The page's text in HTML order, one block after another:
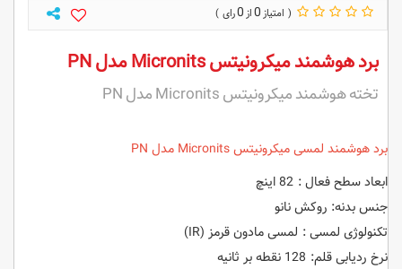
0
0
برد هوشمند میکرونیتس Micronits مدل PN
تخته هوشمند میکرونیتس Micronits مدل PN
برد هوشمند لمسی میکرونیتس Micronits مدل PN
ابعاد سطح فعال : 82 اینچ
جنس بدنه: روکش نانو
تکنولوژی لمسی : لمسی مادون قرمز (IR)
نرخ ردیابی قلم: 128 نقطه بر ثانیه